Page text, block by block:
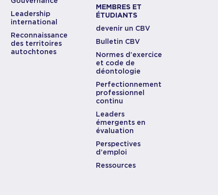
Leadership
international
Reconnaissance
des territoires
autochtones
MEMBRES ET
ÉTUDIANTS
devenir un CBV
Bulletin CBV
Normes d’exercice
et code de
déontologie
Perfectionnement
professionnel
continu
Leaders
émergents en
évaluation
Perspectives
d’emploi
Ressources